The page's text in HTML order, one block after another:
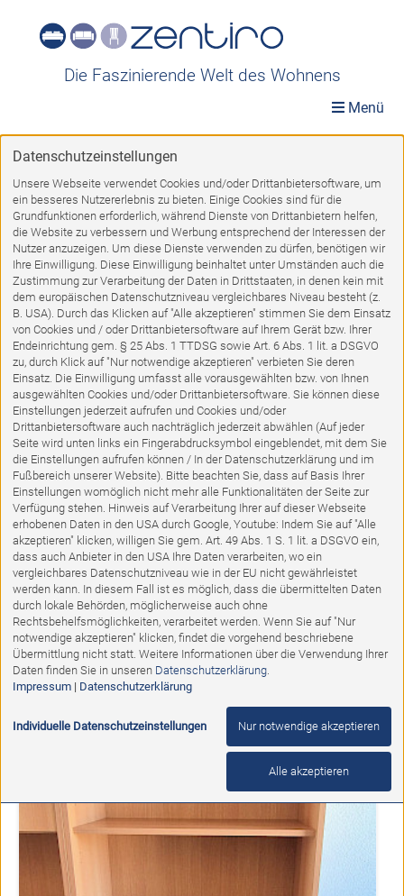
Die Faszinierende Welt des Wohnens
Menü
Mehrzweckschränke
%
Ausstellungsstück
Appartementmöbel Achat RAUMTEILER
Abholpreis:
1.324,00 €
690,00 €
Datenschutzeinstellungen
Unsere Webseite verwendet Cookies und/oder Drittanbietersoftware, um
ein besseres Nutzererlebnis zu bieten. Einige Cookies sind für die
Grundfunktionen erforderlich, während Dienste von Drittanbietern helfen,
die Website zu verbessern und Werbung entsprechend der Interessen der
Nutzer anzuzeigen. Um diese Dienste verwenden zu dürfen, benötigen wir
Ihre Einwilligung. Diese Einwilligung beinhaltet unter Umständen auch die
Zustimmung zur Verarbeitung der Daten in Drittstaaten, in denen kein mit
dem europäischen Datenschutzniveau vergleichbares Niveau besteht (z.
B. USA). Durch das Klicken auf "Alle akzeptieren" stimmen Sie dem Einsatz
von Cookies und / oder Drittanbietersoftware auf Ihrem Gerät bzw. Ihrer
Endeinrichtung gem. § 25 Abs. 1 TTDSG sowie Art. 6 Abs. 1 lit. a DSGVO
zu, durch Klick auf "Nur notwendige akzeptieren" verbieten Sie deren
Einsatz. Die Einwilligung umfasst alle vorausgewählten bzw. von Ihnen
ausgewählten Cookies und/oder Drittanbietersoftware. Sie können diese
Einstellungen jederzeit aufrufen und Cookies und/oder
Drittanbietersoftware auch nachträglich jederzeit abwählen (Auf jeder
Seite wird unten links ein Fingerabdrucksymbol eingeblendet, mit dem Sie
die Einstellungen aufrufen können / In der Datenschutzerklärung und im
Fußbereich unserer Website). Bitte beachten Sie, dass auf Basis Ihrer
Einstellungen womöglich nicht mehr alle Funktionalitäten der Seite zur
Verfügung stehen. Hinweis auf Verarbeitung Ihrer auf dieser Webseite
erhobenen Daten in den USA durch Google, Youtube: Indem Sie auf "Alle
akzeptieren" klicken, willigen Sie gem. Art. 49 Abs. 1 S. 1 lit. a DSGVO ein,
dass auch Anbieter in den USA Ihre Daten verarbeiten, wo ein
vergleichbares Datenschutzniveau wie in der EU nicht gewährleistet
werden kann. In diesem Fall ist es möglich, dass die übermittelten Daten
durch lokale Behörden, möglicherweise auch ohne
Rechtsbehelfsmöglichkeiten, verarbeitet werden. Wenn Sie auf "Nur
notwendige akzeptieren" klicken, findet die vorgehend beschriebene
Übermittlung nicht statt. Weitere Informationen über die Verwendung Ihrer
Daten finden Sie in unseren Datenschutzerklärung.
Impressum| Datenschutzerklärung
Individuelle Datenschutzeinstellungen Nur notwendige akzeptieren
Alle akzeptieren